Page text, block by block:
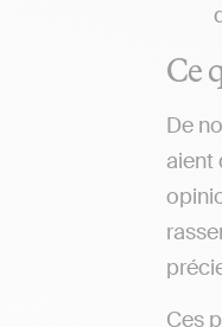
Ce
De
aient
Ces